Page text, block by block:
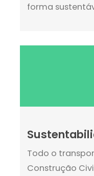
forma
Todo o
Construção